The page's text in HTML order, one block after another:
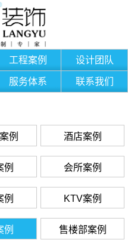
工程案例 设计团队
服务体系 联系我们
例 酒店案例
例 会所案例
例 KTV案例
例 售楼部案例